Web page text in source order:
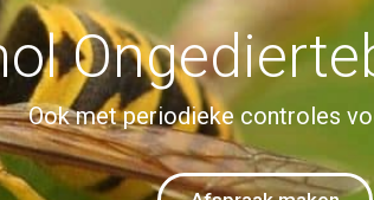
Ook met periodieke controles